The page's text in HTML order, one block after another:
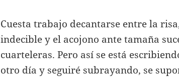
Cuesta trabajo decantarse entre la
indecible y el acojono ante tamaña
cuarteleras. Pero así se está
otro día y seguiré subrayando, se